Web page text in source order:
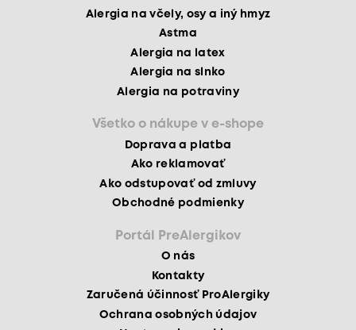
Alergia na včely, osy a iný hmyz
Astma
Alergia na latex
Alergia na slnko
Alergia na potraviny
Všetko o nákupe v e-shope
Doprava a platba
Ako reklamovať
Ako odstupovať od zmluvy
Obchodné podmienky
Portál PreAlergikov
O nás
Kontakty
Zaručená účinnosť ProAlergiky
Ochrana osobných údajov